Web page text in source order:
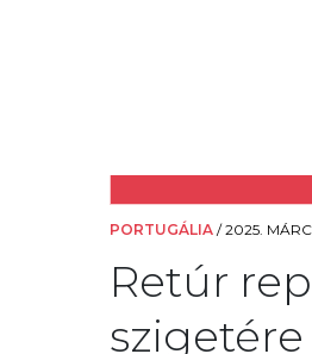
PORTUGÁLIA /2025.
Retúr